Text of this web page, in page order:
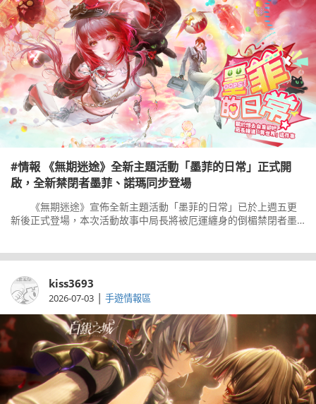
#情報 《無期迷途》全新主題活動「墨菲的日常」正式開
啟，全新禁閉者墨菲、諾瑪同步登場
《無期迷途》宣佈全新主題活動「墨菲的日常」已於上週五更
新後正式登場，本次活動故事中局長將被厄運纏身的倒楣禁閉者墨
kiss3693
2026-07-03 | 手遊情報區